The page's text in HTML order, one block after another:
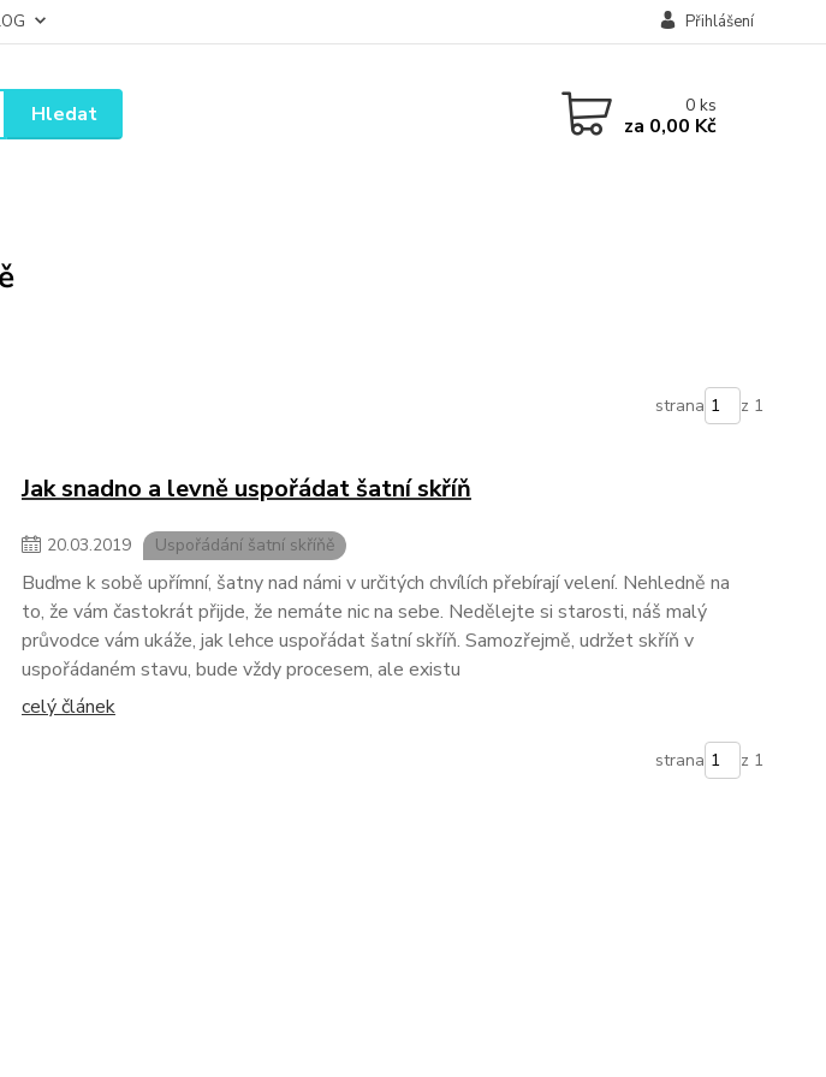
Přihlášení
Hledat 0ks
za 0,00 Kč
strana z 1
Jak snadno a levně uspořádat šatní skříň
20.03.2019 Uspořádání šatní skříňě
Buďme k sobě upřímní, šatny nad námi v určitých chvílích přebírají velení. Nehledně na
to, že vám častokrát přijde, že nemáte nic na sebe. Nedělejte si starosti, náš malý
průvodce vám ukáže, jak lehce uspořádat šatní skříň. Samozřejmě, udržet skříň v
uspořádaném stavu, bude vždy procesem, ale existu
celý článek
strana z 1